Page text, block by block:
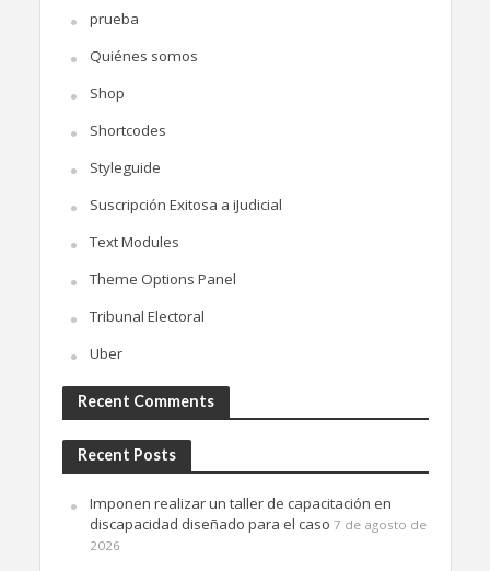
prueba
Quiénes somos
Shop
Shortcodes
Styleguide
Suscripción Exitosa a iJudicial
Text Modules
Theme Options Panel
Tribunal Electoral
Uber
Recent Comments
Recent Posts
Imponen realizar un taller de capacitación en
discapacidad diseñado para el caso 7 de agosto de
2026